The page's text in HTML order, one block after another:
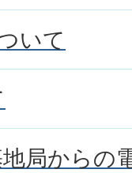
いて
局からの